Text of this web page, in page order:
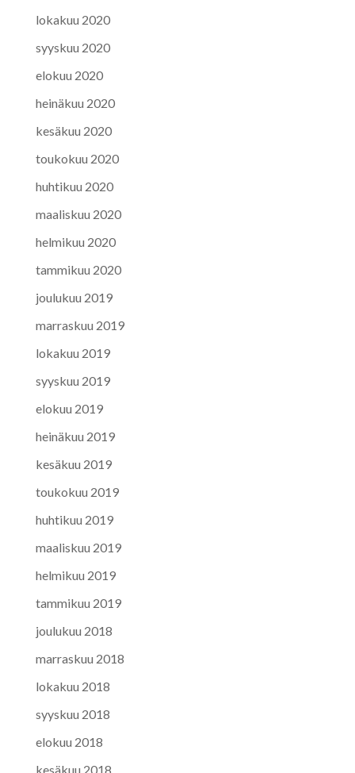
lokakuu 2020
syyskuu 2020
elokuu 2020
heinäkuu 2020
kesäkuu 2020
toukokuu 2020
huhtikuu 2020
maaliskuu 2020
helmikuu 2020
tammikuu 2020
joulukuu 2019
marraskuu 2019
lokakuu 2019
syyskuu 2019
elokuu 2019
heinäkuu 2019
kesäkuu 2019
toukokuu 2019
huhtikuu 2019
maaliskuu 2019
helmikuu 2019
tammikuu 2019
joulukuu 2018
marraskuu 2018
lokakuu 2018
syyskuu 2018
elokuu 2018
kesäkuu 2018